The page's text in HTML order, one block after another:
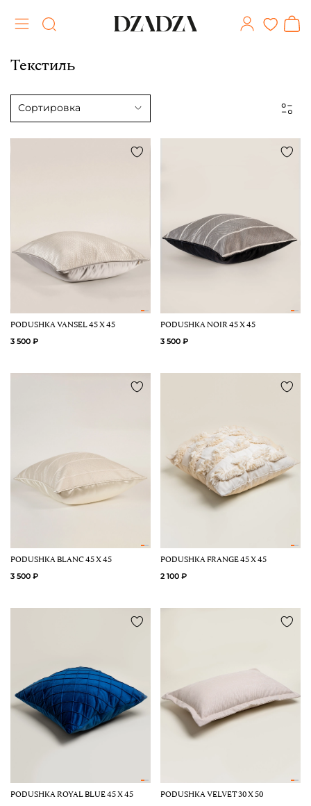
Текстиль
PODUSHKA VANSEL 45 Х 45
3 500 ₽
PODUSHKA NOIR 45 Х 45
3 500 ₽
PODUSHKA BLANC 45 Х 45
3 500 ₽
PODUSHKA FRANGE 45 Х 45
2 100 ₽
PODUSHKA ROYAL BLUE 45 Х 45 PODUSHKA VELVET 30 Х 50